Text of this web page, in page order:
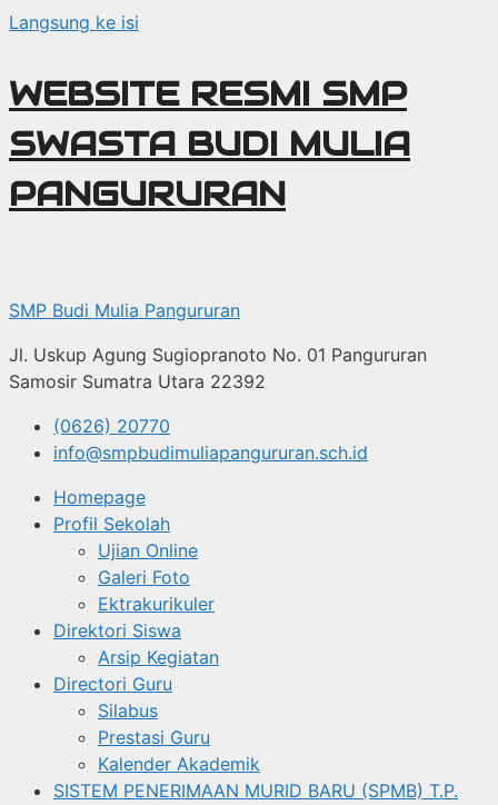
Langsung ke isi
WEBSITE RESMI SMP
SWASTA BUDI MULIA
PANGURURAN
SMP Budi Mulia Pangururan
Jl. Uskup Agung Sugiopranoto No. 01 Pangururan
Samosir Sumatra Utara 22392
(0626) 20770
info@smpbudimuliapangururan.sch.id
Homepage
Profil Sekolah
Ujian Online
Galeri Foto
Ektrakurikuler
Direktori Siswa
Arsip Kegiatan
Directori Guru
Silabus
Prestasi Guru
Kalender Akademik
SISTEM PENERIMAAN MURID BARU (SPMB) T.P.